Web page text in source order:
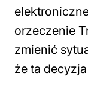
orzeczenie
zmienić
że ta